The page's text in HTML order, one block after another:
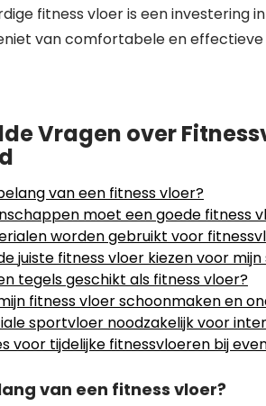
fitness vloer is een investering
van comfortabele en effectieve
Vragen over
van een fitness vloer?
moet een goede fitness
worden gebruikt voor
juiste fitness vloer kiezen voor
tegels geschikt als fitness vloer?
fitness vloer schoonmaken en
sportvloer noodzakelijk voor
voor tijdelijke fitnessvloeren bij
van een fitness vloer?